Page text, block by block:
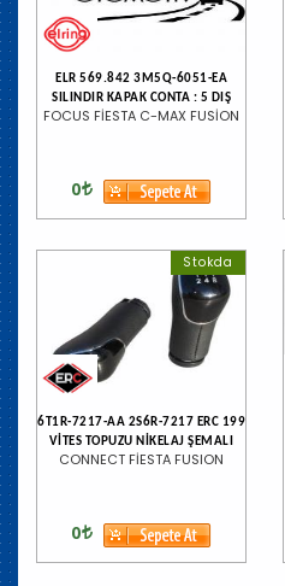
ELR 569.842 3M5Q-6051-EA
SILINDIR KAPAK CONTA : 5 DIŞ
FOCUS FİESTA C-MAX FUSİON
0
Stokda
6T1R-7217-AA 2S6R-7217 ERC 199
VİTES TOPUZU NİKELAJ ŞEMALI
CONNECT FİESTA FUSION
0